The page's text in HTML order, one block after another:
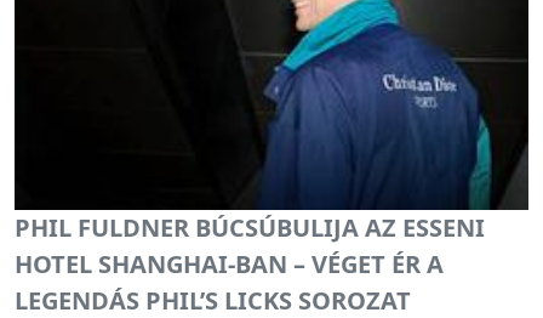
PHIL FULDNER BÚCSÚBULIJA AZ ESSENI
HOTEL SHANGHAI-BAN – VÉGET ÉR A
LEGENDÁS PHIL’S LICKS SOROZAT